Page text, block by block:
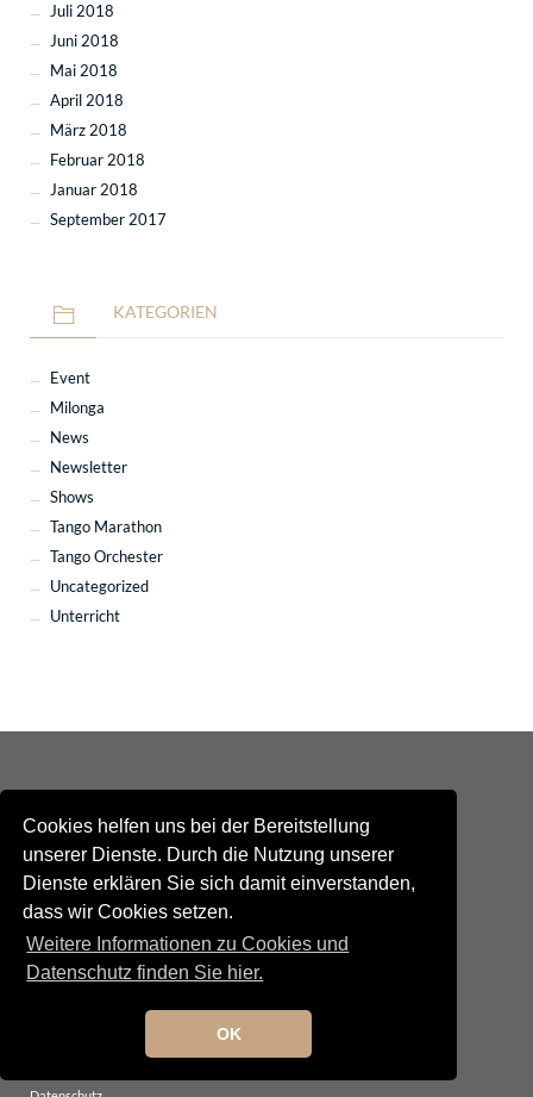
Cookies helfen uns bei der Bereitstellung
unserer Dienste. Durch die Nutzung unserer
Dienste erklären Sie sich damit einverstanden,
dass wir Cookies setzen.
Weitere Informationen zu Cookies und
Datenschutz finden Sie hier.
OK
Juli 2018
Juni 2018
Mai 2018
April 2018
März 2018
Februar 2018
Januar 2018
September 2017
KATEGORIEN
Event
Milonga
News
Newsletter
Shows
Tango Marathon
Tango Orchester
Uncategorized
Unterricht
Kontakt
Newsletteranmeldung
Newsletterabmeldung
TANGO maldito
© 2025 TANGO maldito